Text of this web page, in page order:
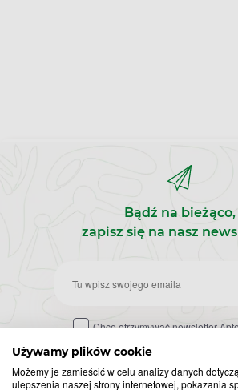
Używamy plików cookie
Możemy je zamieścić w celu analizy danych
ulepszenia naszej strony internetowej, pokazania
Bądź na bieżąco,
zapisz się na nasz
Zapisz
do
newslettera
Chcę otrzymywać newsletter